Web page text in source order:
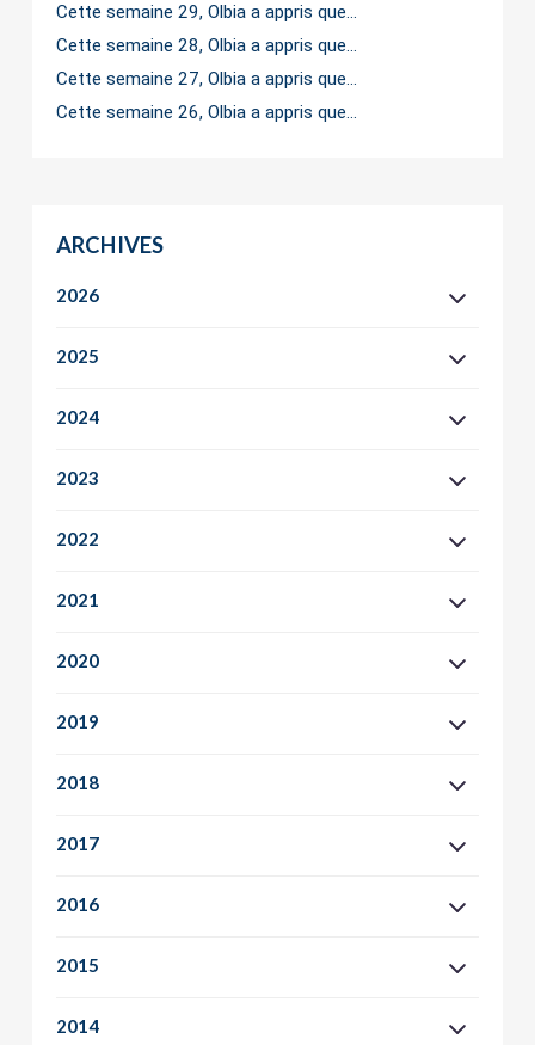
Cette semaine 29, Olbia a appris que…
Cette semaine 28, Olbia a appris que…
Cette semaine 27, Olbia a appris que…
Cette semaine 26, Olbia a appris que…
ARCHIVES
2026
2025
2024
2023
2022
2021
2020
2019
2018
2017
2016
2015
2014